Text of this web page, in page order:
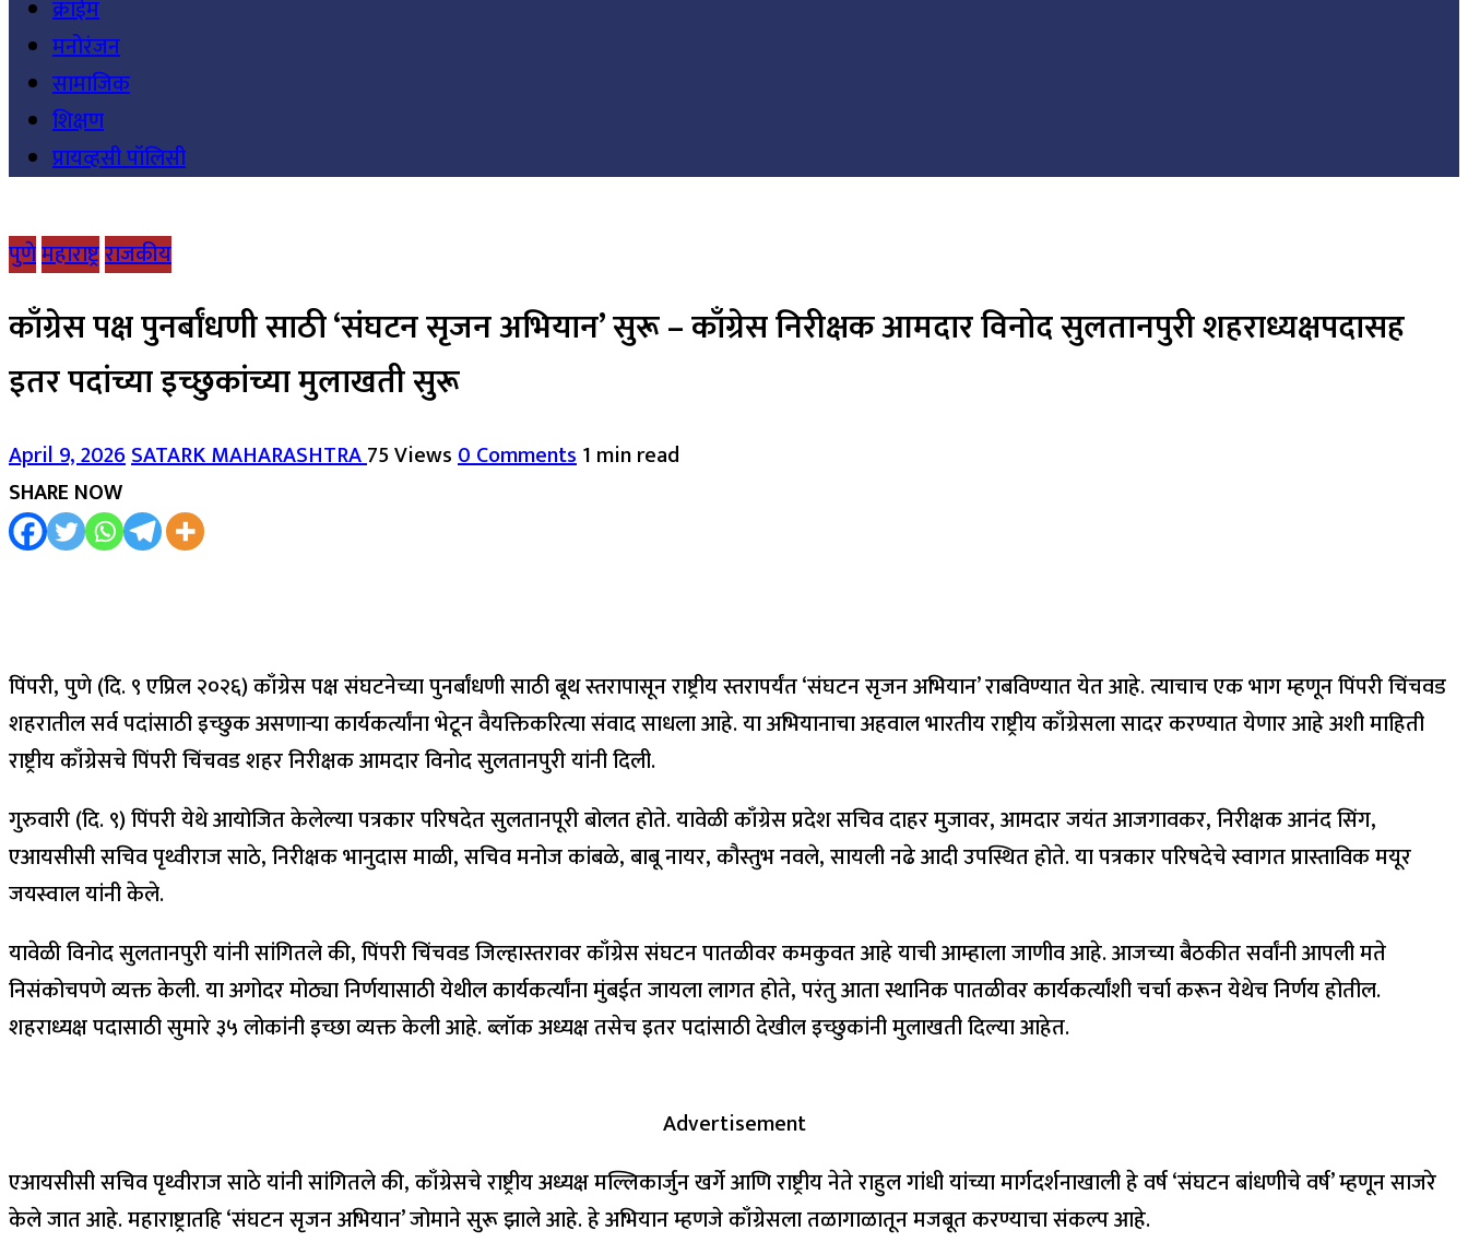
क्राईम
मनोरंजन
सामाजिक
शिक्षण
प्रायव्हसी पॉलिसी
पुणेमहाराष्ट्रराजकीय
काँग्रेस पक्ष पुनर्बांधणी साठी ‘संघटन सृजन अभियान’ सुरू – काँग्रेस निरीक्षक आमदार विनोद सुलतानपुरी शहराध्यक्षपदासह
इतर पदांच्या इच्छुकांच्या मुलाखती सुरू
April 9, 2026SATARK MAHARASHTRA75 Views0 Comments1 min read
SHARE NOW
पिंपरी, पुणे (दि. ९ एप्रिल २०२६) काँग्रेस पक्ष संघटनेच्या पुनर्बांधणी साठी बूथ स्तरापासून राष्ट्रीय स्तरापर्यंत ‘संघटन सृजन अभियान’ राबविण्यात येत आहे. त्याचाच एक भाग म्हणून पिंपरी चिंचवड
शहरातील सर्व पदांसाठी इच्छुक असणाऱ्या कार्यकर्त्यांना भेटून वैयक्तिकरित्या संवाद साधला आहे. या अभियानाचा अहवाल भारतीय राष्ट्रीय काँग्रेसला सादर करण्यात येणार आहे अशी माहिती
राष्ट्रीय काँग्रेसचे पिंपरी चिंचवड शहर निरीक्षक आमदार विनोद सुलतानपुरी यांनी दिली.
गुरुवारी (दि. ९) पिंपरी येथे आयोजित केलेल्या पत्रकार परिषदेत सुलतानपूरी बोलत होते. यावेळी काँग्रेस प्रदेश सचिव दाहर मुजावर, आमदार जयंत आजगावकर, निरीक्षक आनंद सिंग,
एआयसीसी सचिव पृथ्वीराज साठे, निरीक्षक भानुदास माळी, सचिव मनोज कांबळे, बाबू नायर, कौस्तुभ नवले, सायली नढे आदी उपस्थित होते. या पत्रकार परिषदेचे स्वागत प्रास्ताविक मयूर
जयस्वाल यांनी केले.
यावेळी विनोद सुलतानपुरी यांनी सांगितले की, पिंपरी चिंचवड जिल्हास्तरावर काँग्रेस संघटन पातळीवर कमकुवत आहे याची आम्हाला जाणीव आहे. आजच्या बैठकीत सर्वांनी आपली मते
निसंकोचपणे व्यक्त केली. या अगोदर मोठ्या निर्णयासाठी येथील कार्यकर्त्यांना मुंबईत जायला लागत होते, परंतु आता स्थानिक पातळीवर कार्यकर्त्यांशी चर्चा करून येथेच निर्णय होतील.
शहराध्यक्ष पदासाठी सुमारे ३५ लोकांनी इच्छा व्यक्त केली आहे. ब्लॉक अध्यक्ष तसेच इतर पदांसाठी देखील इच्छुकांनी मुलाखती दिल्या आहेत.
Advertisement
एआयसीसी सचिव पृथ्वीराज साठे यांनी सांगितले की, काँग्रेसचे राष्ट्रीय अध्यक्ष मल्लिकार्जुन खर्गे आणि राष्ट्रीय नेते राहुल गांधी यांच्या मार्गदर्शनाखाली हे वर्ष ‘संघटन बांधणीचे वर्ष’ म्हणून साजरे
केले जात आहे. महाराष्ट्रातहि ‘संघटन सृजन अभियान’ जोमाने सुरू झाले आहे. हे अभियान म्हणजे काँग्रेसला तळागाळातून मजबूत करण्याचा संकल्प आहे.